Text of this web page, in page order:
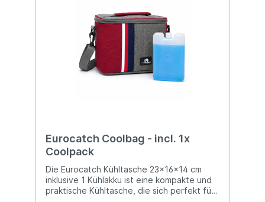
Eurocatch Coolbag - incl. 1x
Coolpack
Die Eurocatch Kühltasche 23x16x14 cm
inklusive 1 Kühlakku ist eine kompakte und
praktische Kühltasche, die sich perfekt für